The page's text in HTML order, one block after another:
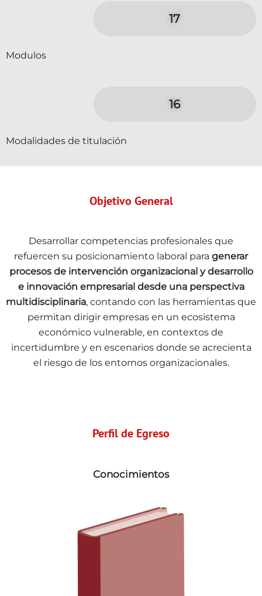
17
Modulos
16
Modalidades de titulación
Objetivo General
Desarrollar competencias profesionales que
refuercen su posicionamiento laboral para generar
procesos de intervención organizacional y desarrollo
e innovación empresarial desde una perspectiva
multidisciplinaria, contando con las herramientas que
permitan dirigir empresas en un ecosistema
económico vulnerable, en contextos de
incertidumbre y en escenarios donde se acrecienta
el riesgo de los entornos organizacionales.
Perfil de Egreso
Conocimientos